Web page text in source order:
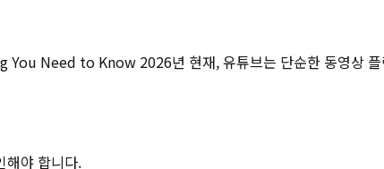
Need to Know 2026년 현재, 유튜브는 단순한 동영상
해야 합니다.